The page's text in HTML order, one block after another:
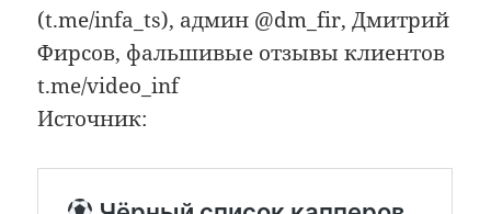
(t.me/infa_ts), админ @dm_fir, Дмитрий
Фирсов, фальшивые отзывы клиентов
t.me/video_inf
Источник: